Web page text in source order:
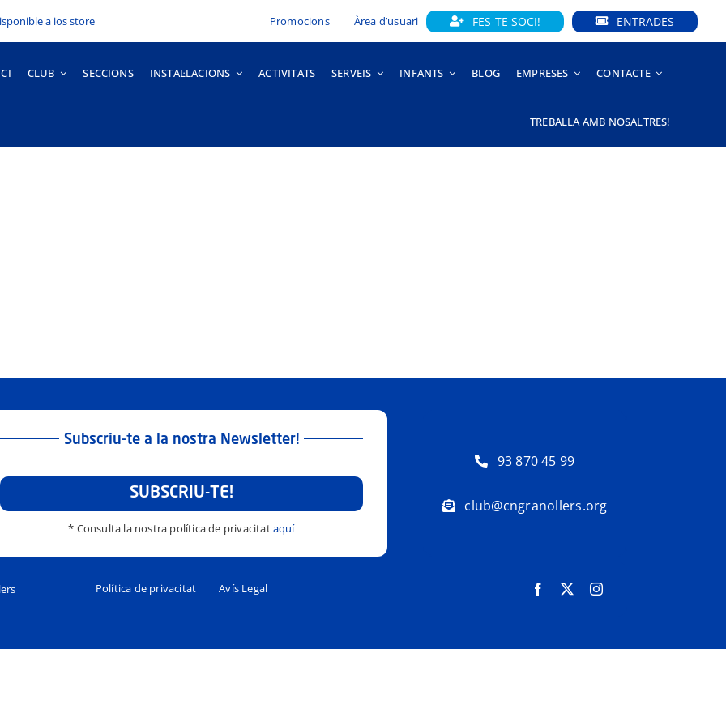
Promocions Àrea d’usuari FES-TE SOCI! ENTRADES
CLUB SECCIONS INSTAL·LACIONS ACTIVITATS SERVEIS INFANTS BLOG EMPRESES CONTACTE
TREBALLA AMB NOSALTRES!
Subscriu-te a la nostra Newsletter!
SUBSCRIU-TE!
* Consulta la nostra política de privacitataquí
93 870 45 99
club@cngranollers.org
Política de privacitat Avís Legal